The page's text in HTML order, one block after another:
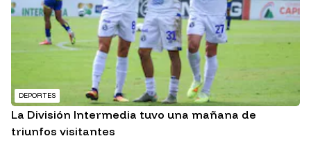
DEPORTES
La División Intermedia tuvo una mañana de
triunfos visitantes